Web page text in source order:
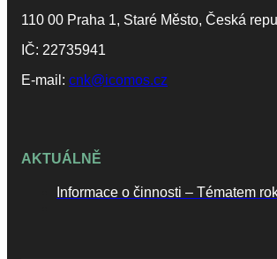
110 00 Praha 1, Staré Město, Česká
IČ: 22735941
E-mail: cnk@icomos.cz
AKTUÁLNĚ
Informace o činnosti – Tématem